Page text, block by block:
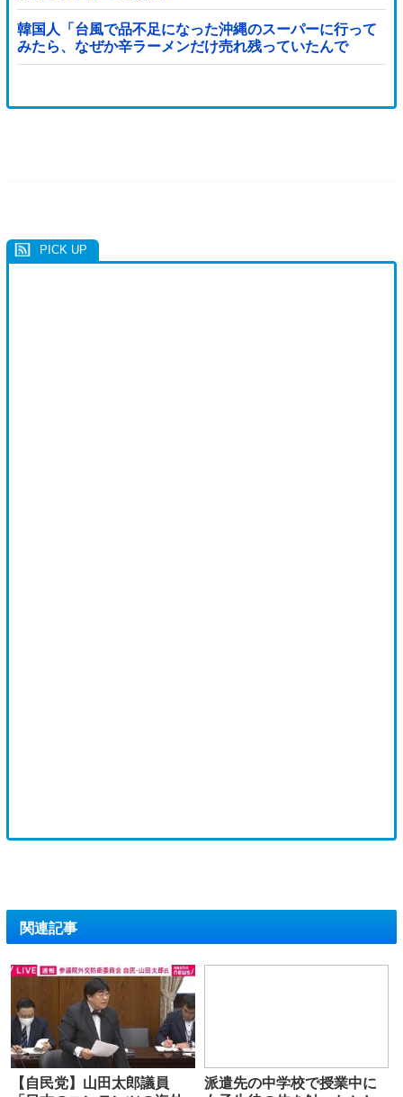
韓国人「台風で品不足になった沖縄のスーパーに行って
みたら、なぜか辛ラーメンだけ売れ残っていたんで
す…」
関連記事
【自民党】山田太郎議員
派遣先の中学校で授業中に